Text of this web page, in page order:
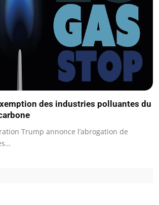
des industries polluantes du
Trump annonce l’abrogation de